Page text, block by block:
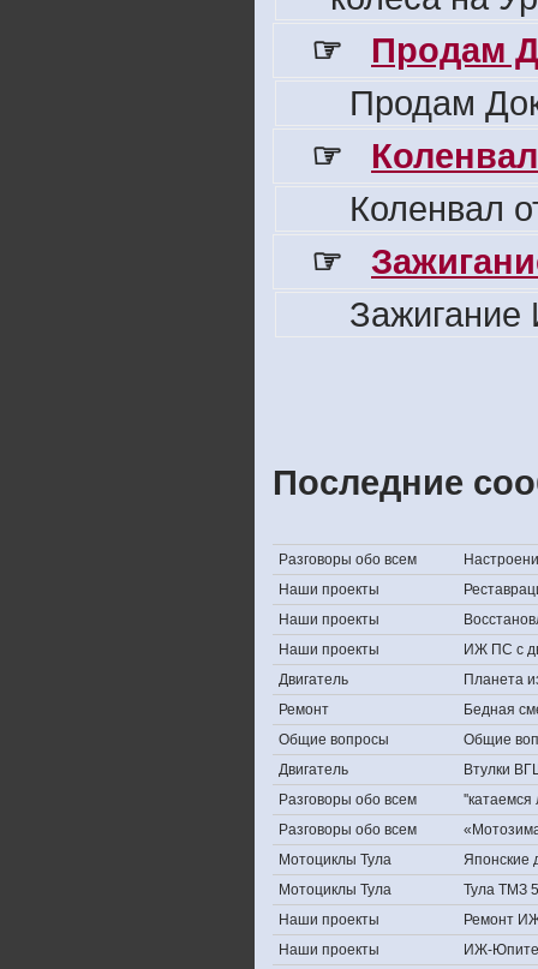
☞
Продам
Продам
☞
Коленвал
☞
Последние
Разговоры обо всем
Наши проекты
Наши проекты
Наши проекты
ИЖ ПС с
Двигатель
Планета
Ремонт
Бедная
Общие вопросы
Общие
Двигатель
Втулки
Разговоры обо всем
Разговоры обо всем
Мотоциклы Тула
Японские
Мотоциклы Тула
Тула ТМЗ
Наши проекты
Ремонт
Наши проекты
ИЖ-